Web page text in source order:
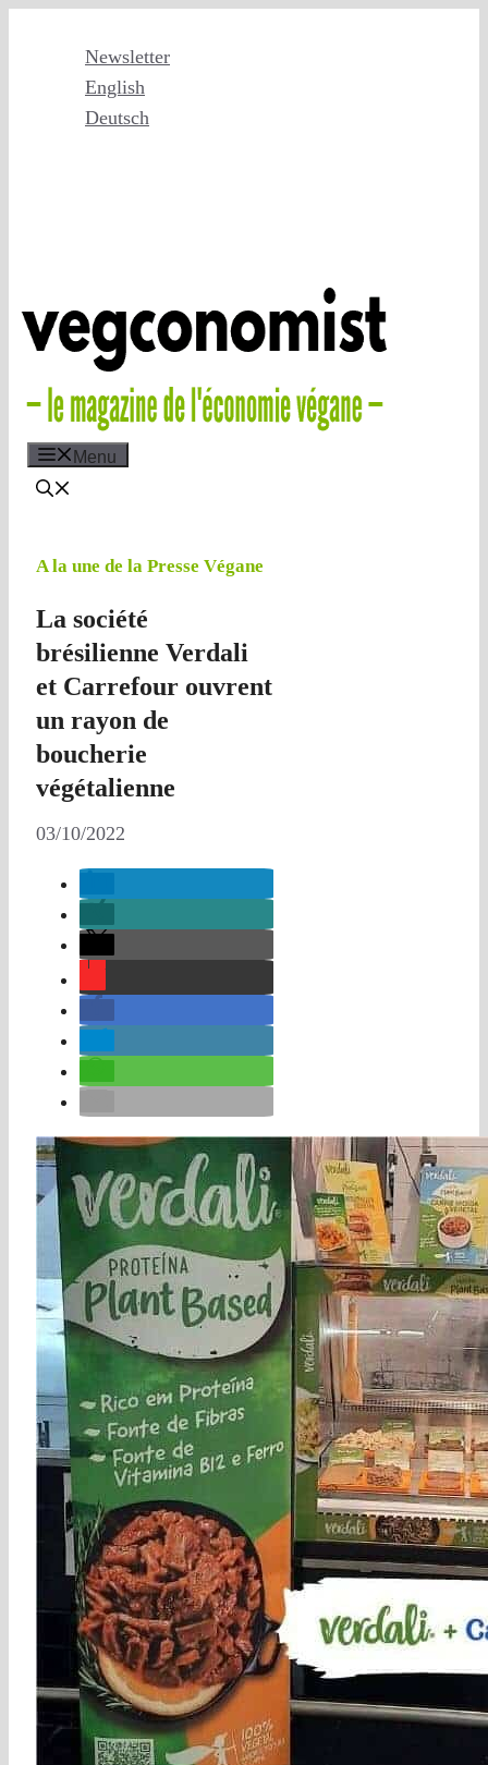
Newsletter
English
Deutsch
Menu
A la une de la Presse Végane
La société
brésilienne Verdali
et Carrefour ouvrent
un rayon de
boucherie
végétalienne
03/10/2022